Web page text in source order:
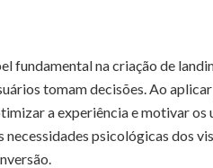
fundamental na criação de
tomam decisões. Ao
a experiência e motivar os
necessidades psicológicas dos